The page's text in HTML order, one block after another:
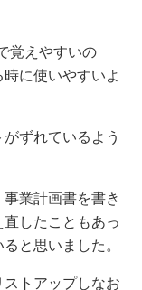
覚えやすいの
に使いやすいよ
ずれているよう
業計画書を書き
したこともあっ
と思いました。
トアップしなお